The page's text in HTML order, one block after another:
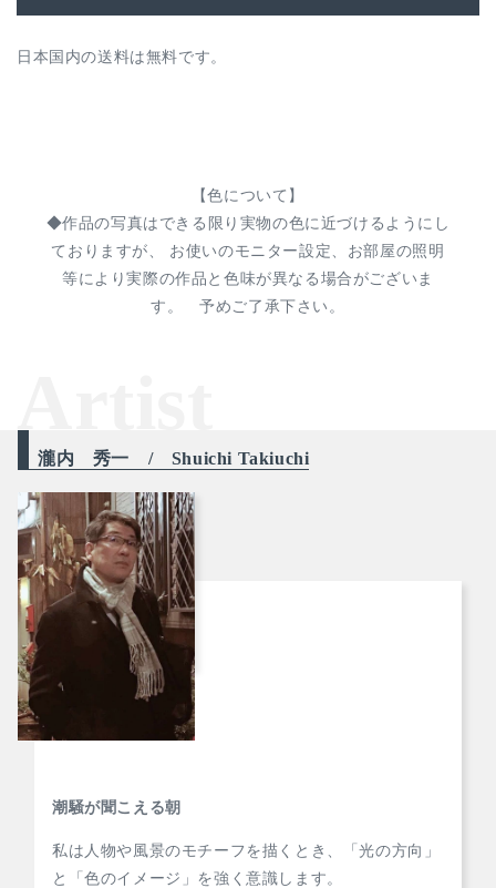
日本国内の送料は無料です。
【色について】
◆作品の写真はできる限り実物の色に近づけるようにし
ておりますが、 お使いのモニター設定、お部屋の照明
等により実際の作品と色味が異なる場合がございま
す。 予めご了承下さい。
瀧内 秀一 / Shuichi Takiuchi
潮騒が聞こえる朝
私は人物や風景のモチーフを描くとき、「光の方向」
と「色のイメージ」を強く意識します。